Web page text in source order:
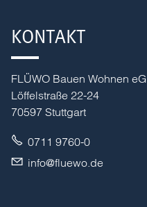
KONTAKT
FLÜWO Bauen Wohnen eG
Löffelstraße 22-24
70597 Stuttgart
0711 9760-0
nf
fl w d